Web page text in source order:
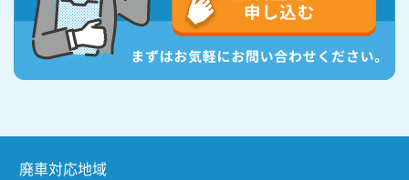
廃車対応地域